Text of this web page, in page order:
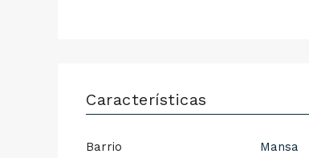
Características
Barrio
Mansa